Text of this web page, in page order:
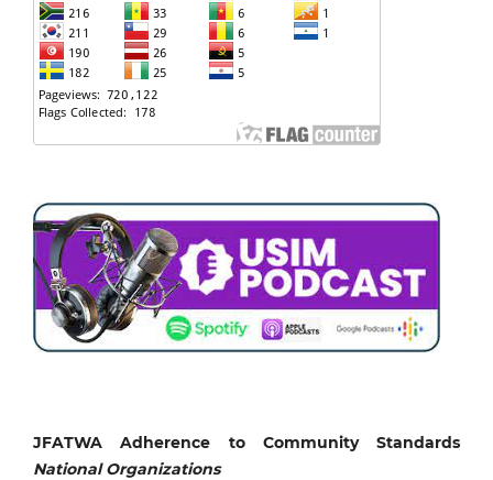
JFATWA Adherence to Community Standards
National Organizations